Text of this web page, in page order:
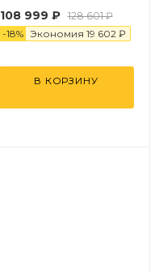
108 999 ₽ 128 601 ₽
-18% Экономия 19 602 ₽
В КОРЗИНУ